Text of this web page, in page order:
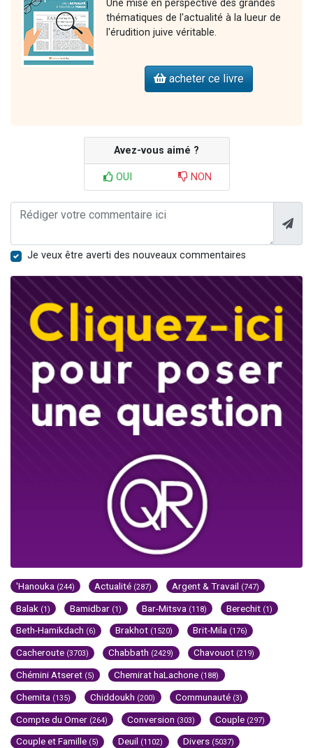
Une mise en perspective des grandes
thématiques de l'actualité à la lueur de
l'érudition juive véritable.
acheter ce livre
Avez-vous aimé ?
OUI NON
Je veux être averti des nouveaux commentaires
'Hanouka (244) Actualité (287) Argent & Travail (747)
Balak (1) Bamidbar (1) Bar-Mitsva (118) Berechit (1)
Beth-Hamikdach (6) Brakhot (1520) Brit-Mila (176)
Cacheroute (3703) Chabbath (2429) Chavouot (219)
Chémini Atseret (5) Chemirat haLachone (188)
Chemita (135) Chiddoukh (200) Communauté (3)
Compte du Omer (264) Conversion (303) Couple (297)
Couple et Famille (5) Deuil (1102) Divers (5037)